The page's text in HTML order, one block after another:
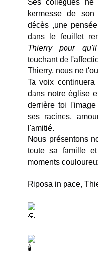
Ses collègues
kermesse de
décès ,une
dans le feuillet
Thierry pour
touchant de
Thierry, nous ne
Ta voix
dans notre église
derrière toi
ses racines,
l'amitié.
Nous présentons
toute sa famille
moments
Riposa in pace,